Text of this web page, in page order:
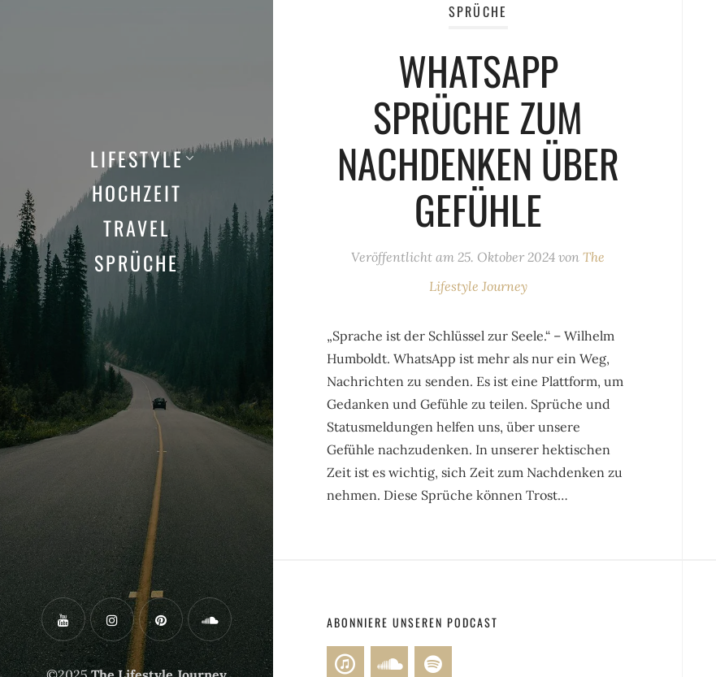
LIFESTYLE
HOCHZEIT
TRAVEL
SPRÜCHE
SPRÜCHE
WHATSAPP
SPRÜCHE ZUM
NACHDENKEN ÜBER
GEFÜHLE
Veröffentlicht am 25. Oktober 2024 von The
Lifestyle Journey
„Sprache ist der Schlüssel zur Seele.“ – Wilhelm
Humboldt. WhatsApp ist mehr als nur ein Weg,
Nachrichten zu senden. Es ist eine Plattform, um
Gedanken und Gefühle zu teilen. Sprüche und
Statusmeldungen helfen uns, über unsere
Gefühle nachzudenken. In unserer hektischen
Zeit ist es wichtig, sich Zeit zum Nachdenken zu
nehmen. Diese Sprüche können Trost…
ABONNIERE UNSEREN PODCAST